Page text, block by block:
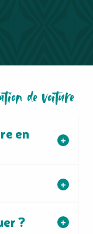
de voiture
en
?